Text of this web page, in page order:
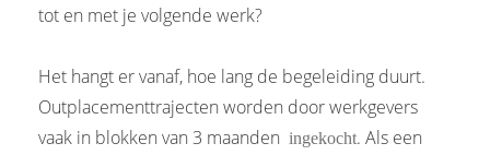
tot en met je volgende werk?
Het hangt er vanaf, hoe lang de begeleiding duurt.
Outplacementtrajecten worden door werkgevers
vaak in blokken van 3 maanden ingekocht. Als een